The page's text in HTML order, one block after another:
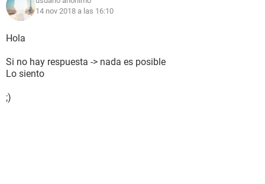
14 nov 2018 a las 16:10
Hola
Si no hay respuesta -> nada es posible
Lo siento
;)